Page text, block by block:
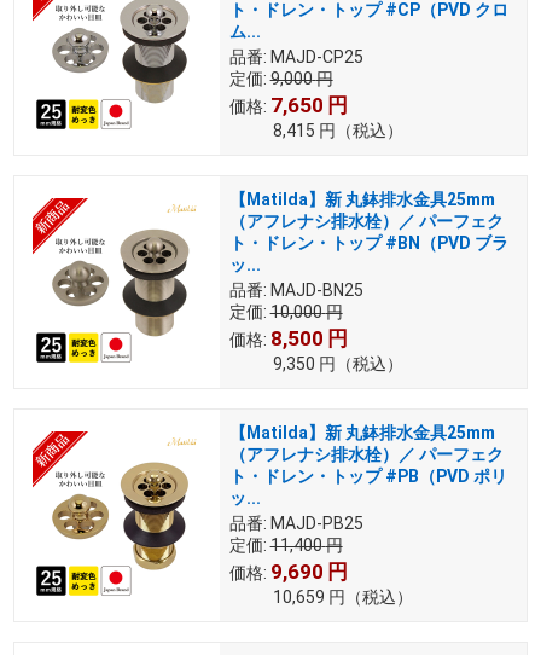
ト・ドレン・トップ #CP（PVD クロ
ム...
品番: MAJD-CP25
定価: 9,000円
価格: 7,650 円
8,415 円 （税込）
【Matilda】新 丸鉢排水金具25mm
（アフレナシ排水栓）／ パーフェク
ト・ドレン・トップ #BN（PVD ブラ
ッ...
品番: MAJD-BN25
定価: 10,000円
価格: 8,500 円
9,350 円 （税込）
【Matilda】新 丸鉢排水金具25mm
（アフレナシ排水栓）／ パーフェク
ト・ドレン・トップ #PB（PVD ポリ
ッ...
品番: MAJD-PB25
定価: 11,400円
価格: 9,690 円
10,659 円 （税込）